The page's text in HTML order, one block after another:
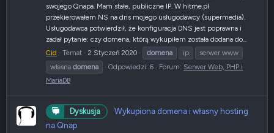
swojego Qnapa. Mam stałe, publiczne IP. W hitme.pl
przekierowałem NS na dns mojego usługodawcy (supermedia).
Usługodawca potwierdził, że konfiguracja DNS jest poprawna i
zadał pytanie: czy domena, którą wykupiłem została dodana do...
Cid
Temat 2 Styczeń 2020 domena ip
serwer www
własna domena Odpowiedzi: 6 Forum: Serwer Web, PHP i
MariaDB
Dyskusja
Wykupiona domena i własny hosting
na Qnap